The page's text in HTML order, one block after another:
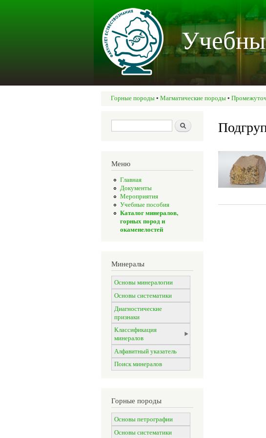
Горные породы• Магматические породы•
Форма поиска Поиск
Меню
Главная
Документы
Мероприятия
Учебные пособия
Каталог минералов,
горных пород и
окаменелостей
Минералы
Основы минералогии
Основы систематики
Диагностические
признаки
Классификация
минералов
Алфавитный указатель
Поиск минералов
Горные породы
Основы петрографии
Основы систематики